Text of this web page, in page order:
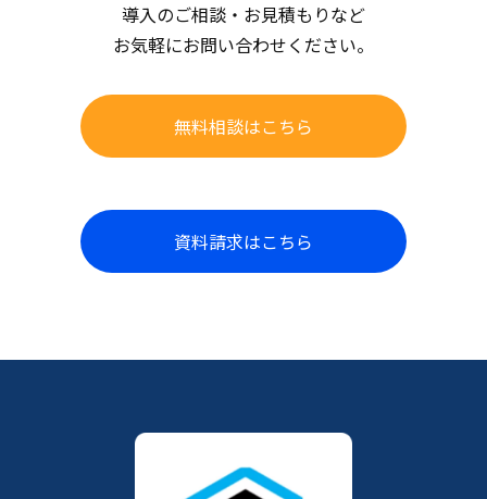
ご支援概要
析レポートと定量分析に基づいた示唆をクイックにご提示
スコープ
期間
備考
ご支援概要
するためのご支援
「商品」「集客」「顧客」データのBI連携・KPIダッシュボード作
期間
備考
各種条件について、貴社ご要望に合わせてご相談可
業務フロー改善における「現状把握」「課題抽出」「改善立案」
期間
金額
ChatGPT導入効果を検証するためのPoCの実施とガイドライン作
期間
金額
導入のご相談・お見積もりなど
お気軽にお問い合わせください。
無料相談はこちら
資料請求はこちら